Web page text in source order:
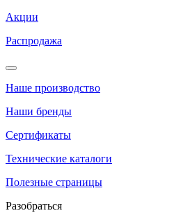
Акции
Распродажа
Наше производство
Наши бренды
Сертификаты
Технические каталоги
Полезные страницы
Разобраться